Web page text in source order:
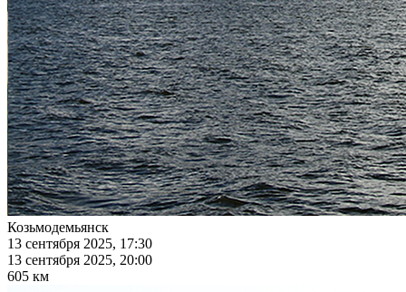
Козьмодемьянск
13 сентября 2025, 17:30
13 сентября 2025, 20:00
605 км